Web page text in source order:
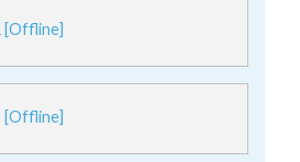
[Offline]
[Offline]